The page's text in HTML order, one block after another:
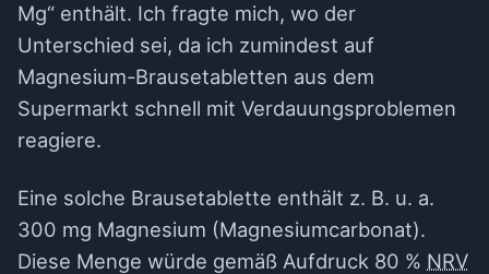
Mg“ enthält. Ich fragte mich, wo der
Unterschied sei, da ich zumindest auf
Magnesium-Brausetabletten aus dem
Supermarkt schnell mit Verdauungsproblemen
reagiere.
Eine solche Brausetablette enthält z. B. u. a.
300 mg Magnesium (Magnesiumcarbonat).
Diese Menge würde gemäß Aufdruck 80 % NRV